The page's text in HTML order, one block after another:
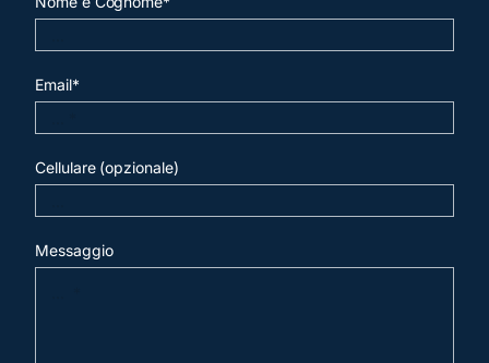
Email*
Cellulare (opzionale)
Messaggio